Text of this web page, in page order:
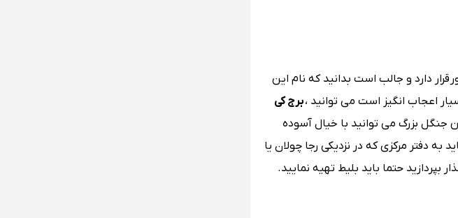
قرار دارد و جالب است بدانید که نام این
اعجاب انگیز است می توانید ،برج کی
جنگل بزرگ می توانید با خیال آسوده
به دفتر مرکزی که در نزدیکی رجا چولان یا
بپردازید حتما باید بلیط تهیه نمایید.